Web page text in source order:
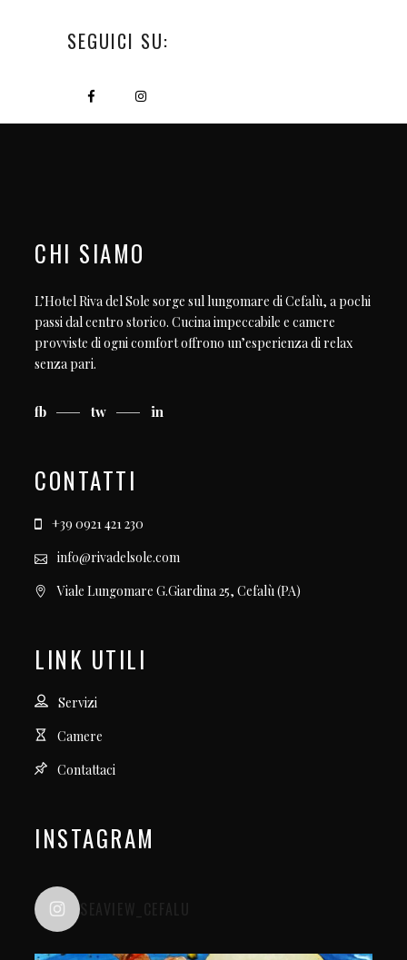
SEGUICI SU:
CHI SIAMO
L’Hotel Riva del Sole sorge sul lungomare di Cefalù, a pochi
passi dal centro storico. Cucina impeccabile e camere
provviste di ogni comfort offrono un’esperienza di relax
senza pari.
fb tw in
CONTATTI
+39 0921 421 230
info@rivadelsole.com
Viale Lungomare G.Giardina 25, Cefalù (PA)
LINK UTILI
Servizi
Camere
Contattaci
INSTAGRAM